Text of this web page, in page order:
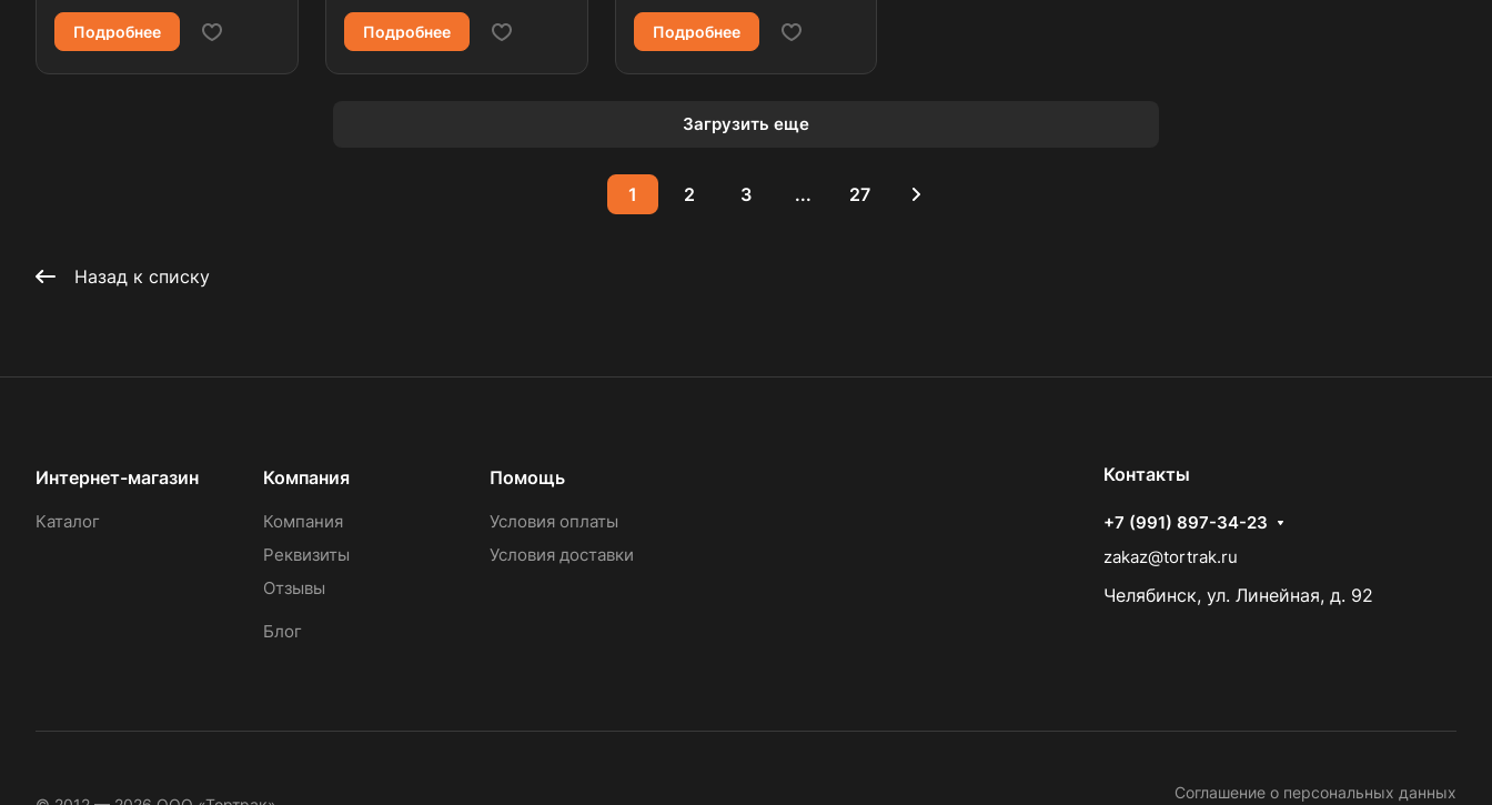
Подробнее Подробнее Подробнее
Загрузить еще
1 2 3 ... 27
Назад к списку
Интернет-магазин
Каталог
Компания
Компания
Реквизиты
Отзывы
Блог
Помощь
Условия оплаты
Условия доставки
Контакты
+7 (991) 897-34-23
zakaz@tortrak.ru
Челябинск, ул. Линейная, д. 92
Соглашение о персональных данных